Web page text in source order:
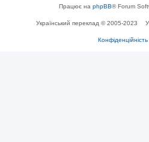
Працює на phpBB® Forum
Український переклад © 2005-2023
Конфіденційність